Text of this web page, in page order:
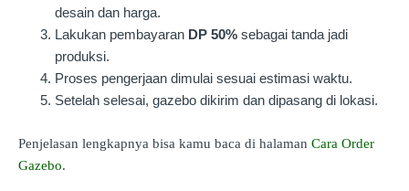
desain dan harga.
Lakukan pembayaran DP 50% sebagai tanda jadi
produksi.
Proses pengerjaan dimulai sesuai estimasi waktu.
Setelah selesai, gazebo dikirim dan dipasang di lokasi.
Penjelasan lengkapnya bisa kamu baca di halaman Cara Order
Gazebo.